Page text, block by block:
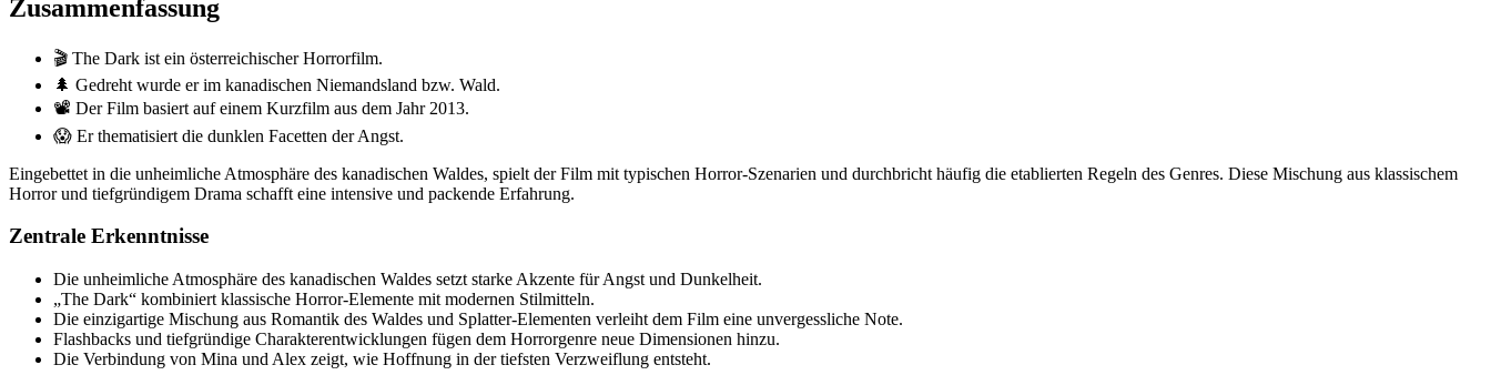
Zusammenfassung
🎬 The Dark ist ein österreichischer Horrorfilm.
🌲 Gedreht wurde er im kanadischen Niemandsland bzw. Wald.
📽️ Der Film basiert auf einem Kurzfilm aus dem Jahr 2013.
😱 Er thematisiert die dunklen Facetten der Angst.
Eingebettet in die unheimliche Atmosphäre des kanadischen Waldes, spielt der Film mit typischen Horror-Szenarien und durchbricht häufig die etablierten Regeln des Genres. Diese Mischung aus klassischem
Horror und tiefgründigem Drama schafft eine intensive und packende Erfahrung.
Zentrale Erkenntnisse
Die unheimliche Atmosphäre des kanadischen Waldes setzt starke Akzente für Angst und Dunkelheit.
„The Dark“ kombiniert klassische Horror-Elemente mit modernen Stilmitteln.
Die einzigartige Mischung aus Romantik des Waldes und Splatter-Elementen verleiht dem Film eine unvergessliche Note.
Flashbacks und tiefgründige Charakterentwicklungen fügen dem Horrorgenre neue Dimensionen hinzu.
Die Verbindung von Mina und Alex zeigt, wie Hoffnung in der tiefsten Verzweiflung entsteht.